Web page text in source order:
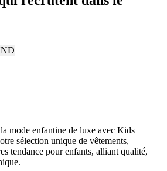
mode enfantine de luxe avec Kids
sélection unique de vêtements,
tendance pour enfants, alliant qualité,